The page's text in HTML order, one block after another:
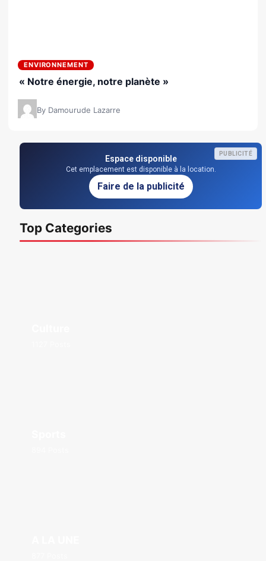
ENVIRONNEMENT
« Notre énergie, notre planète »
By Damourude Lazarre
PUBLICITÉ
Espace disponible
Cet emplacement est disponible à la location.
Faire de la publicité
Top Categories